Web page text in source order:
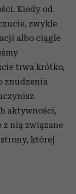
Kiedy od
zwykle
albo ciągle
trwa krótko,
znudzenia
aktywności,
z nią związane
której